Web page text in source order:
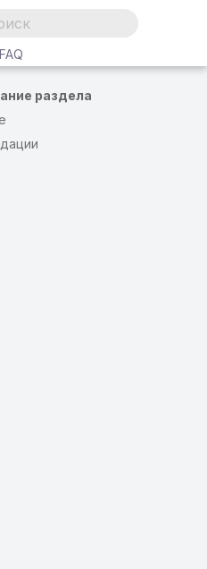
поиска
FAQ
раздела